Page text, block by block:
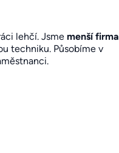
lehčí. Jsme menší firma
techniku. Působíme v